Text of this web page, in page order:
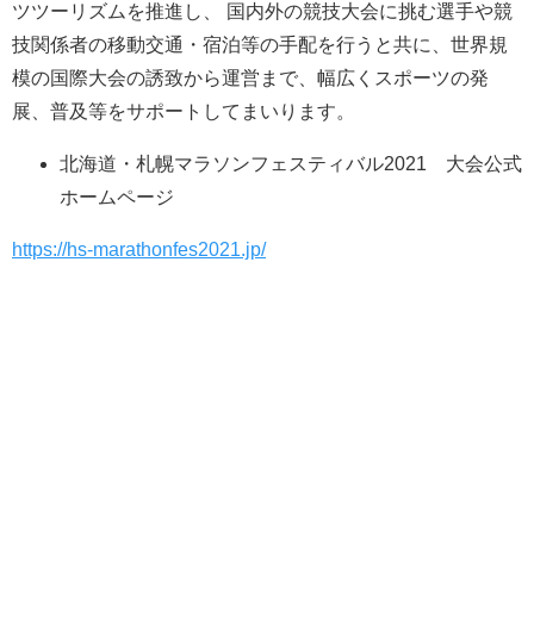
ツツーリズムを推進し、 国内外の競技大会に挑む選手や競
技関係者の移動交通・宿泊等の手配を行うと共に、世界規
模の国際大会の誘致から運営まで、幅広くスポーツの発
展、普及等をサポートしてまいります。
北海道・札幌マラソンフェスティバル2021 大会公式
ホームページ
https://hs-marathonfes2021.jp/